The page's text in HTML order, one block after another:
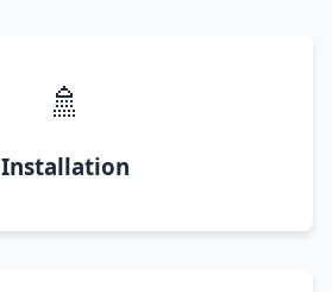
🚿
Installation